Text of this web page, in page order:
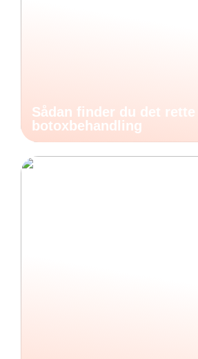
Sådan finder du det
botoxbehandling